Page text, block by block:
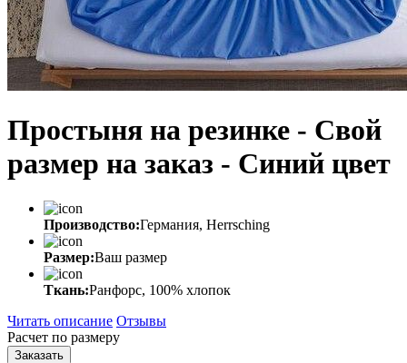
Простыня на резинке - Свой
размер на заказ - Синий цвет
Производство:Германия, Herrsching
Размер:Ваш размер
Ткань:Ранфорс, 100% хлопок
Читать описание Отзывы
Расчет по размеру
Заказать